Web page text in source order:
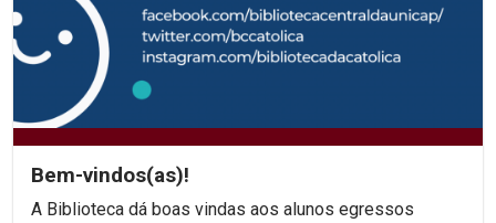
Bem-vindos(as)!
A Biblioteca dá boas vindas aos alunos egressos